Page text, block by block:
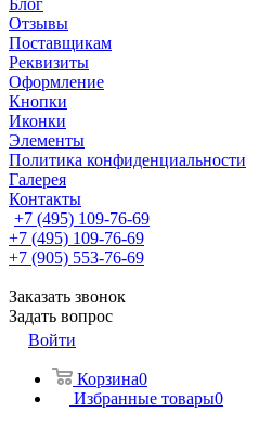
Блог
Отзывы
Поставщикам
Реквизиты
Оформление
Кнопки
Иконки
Элементы
Политика конфиденциальности
Галерея
Контакты
+7 (495) 109-76-69
+7 (495) 109-76-69
+7 (905) 553-76-69
Заказать звонок
Задать вопрос
Войти
Корзина0
Избранные товары0